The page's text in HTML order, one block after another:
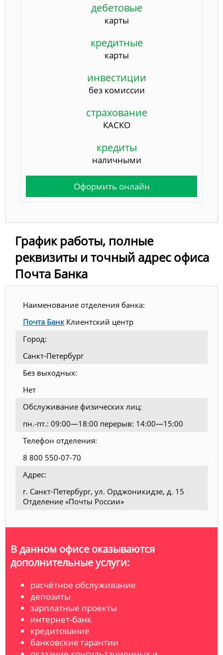
дебетовые
карты
кредитные
карты
инвестиции
без комиссии
страхование
КАСКО
кредиты
наличными
Оформить онлайн
График работы, полные
реквизиты и точный адрес офиса
Почта Банка
Наименование отделения банка:
Почта БанкКлиентский центр
Город:
Санкт-Петербург
Без выходных:
Нет
Обслуживание физических лиц:
пн.-пт.: 09:00—18:00 перерыв: 14:00—15:00
Телефон отделения:
8 800 550-07-70
Адрес:
г. Санкт-Петербург, ул. Орджоникидзе, д. 15
Отделение «Почты России»
В данном офисе оказываются
дополнительные услуги:
расчётное обслуживание
депозиты
зарплатные проекты
интернет-банк
кредитование
банковские гарантии